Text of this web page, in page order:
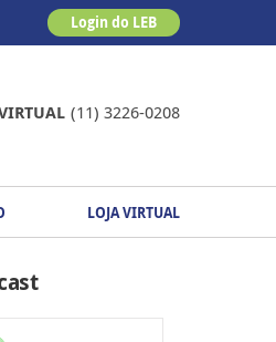
Login do LEB
(11) 3226-0208
LOJA VIRTUAL